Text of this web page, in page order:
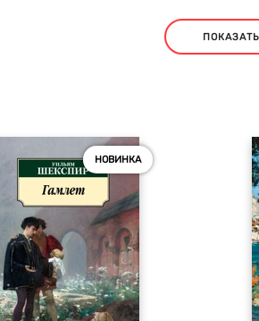
НОВИНКА